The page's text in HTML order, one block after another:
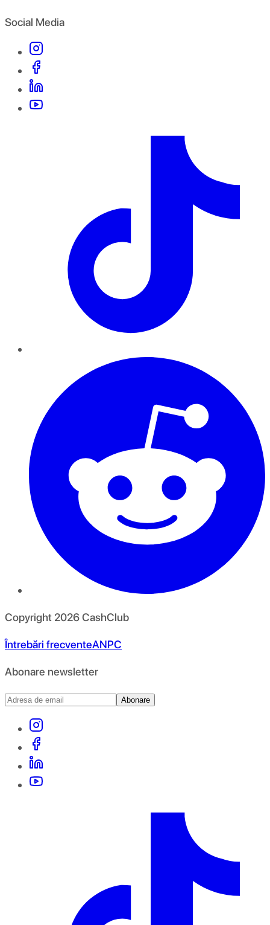
Social Media
Copyright 2026CashClub
Întrebări frecventeANPC
Abonare newsletter
Abonare